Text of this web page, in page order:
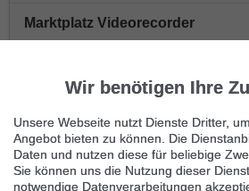
Marktplatz Videorecorder
Marktplatz Projektoren
Immer die neuesten Anzeigen erhalten?
Kein Angebot verpassen, täglich per E-Mail.
Wir benötigen Ihre
Unsere Webseite nutzt Dienste Dritter,
Angebot bieten zu können. Die
Daten und nutzen diese für beliebige
Sie können uns die Nutzung dieser
notwendige Datenverarbeitungen